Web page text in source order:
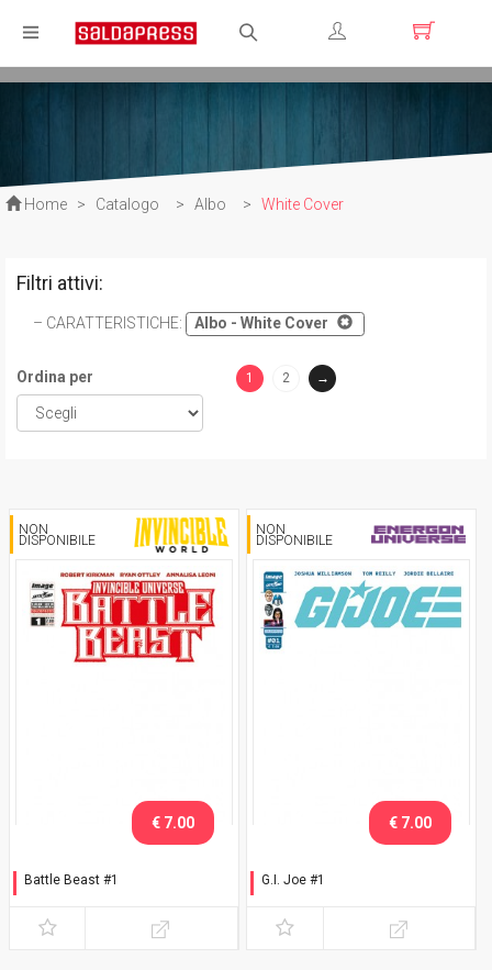
Registrati
Home > Catalogo > Albo > White Cover
Filtri attivi:
CARATTERISTICHE: Albo - White Cover
Ordina per
1
2 →
NON
DISPONIBILE
Battle Beast #1
€ 7.00
NON
DISPONIBILE
G.I. Joe #1
€ 7.00